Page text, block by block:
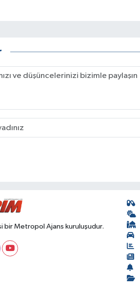
bir Metropol Ajans kuruluşudur.